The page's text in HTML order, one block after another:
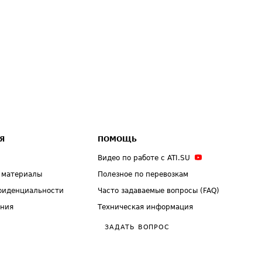
ПОМОЩЬ
Видео по работе с ATI.SU
Полезное по перевозкам
Часто задаваемые вопросы (FAQ)
Техническая информация
ЗАДАТЬ ВОПРОС